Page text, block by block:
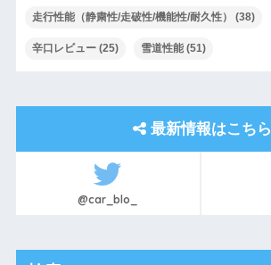
走行性能（静粛性/走破性/機能性/耐久性） (38)
辛口レビュー(25) 雪道性能(51)
最新情報はこちら
@car_blo_